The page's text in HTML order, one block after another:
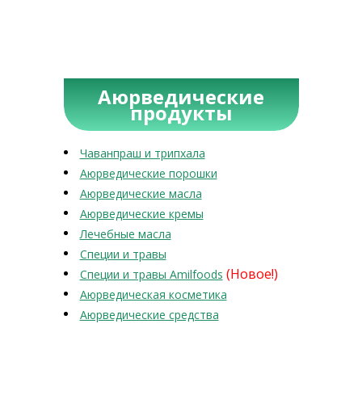
Аюрведические
продукты
Чаванпраш и трипхала
Аюрведические порошки
Аюрведические масла
Аюрведические кремы
Лечебные масла
Специи и травы
Специи и травы Amilfoods (Новое!)
Аюрведическая косметика
Аюрведические средства